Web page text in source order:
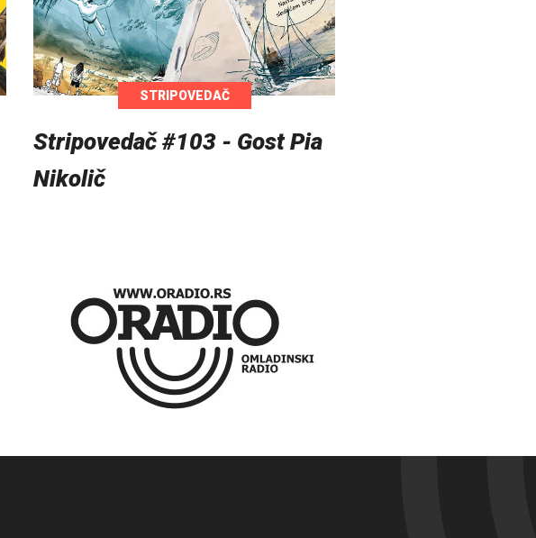
STRIPOVEDAČ
Stripovedač #103 - Gost Pia
Nikolič